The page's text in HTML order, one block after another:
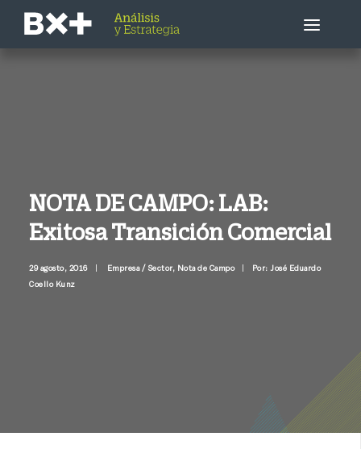
Otros
Llámenme ahora
NOTA DE CAMPO: LAB:
Exitosa Transición Comercial
29 agosto, 2016 Empresa / Sector, Nota de Campo
Por: José Eduardo
Coello Kunz